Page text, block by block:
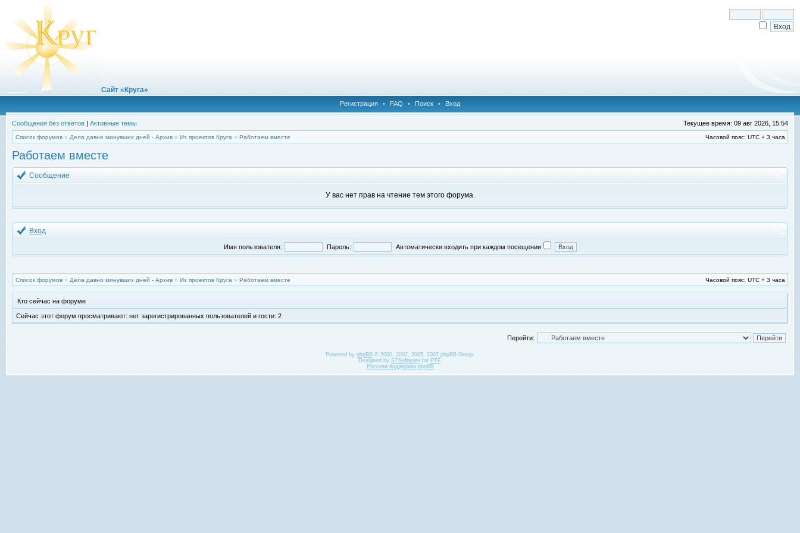
Сайт «Круга»
Регистрация • FAQ • Поиск • Вход
Сообщения без ответов | Активные темы Текущее время: 09 авг 2026, 15:54
Список форумов » Дела давно минувших дней - Архив » Из проектов Круга » Работаем вместе Часовой пояс: UTC + 3 часа
Работаем вместе
Сообщение
У вас нет прав на чтение тем этого форума.
Вход
Имя пользователя: Пароль: Автоматически входить при каждом посещении
Список форумов » Дела давно минувших дней - Архив » Из проектов Круга » Работаем вместе Часовой пояс: UTC + 3 часа
Кто сейчас на форуме
Сейчас этот форум просматривают: нет зарегистрированных пользователей и гости: 2
Перейти:
Powered by phpBB© 2000, 2002, 2005, 2007 phpBB Group.
Designed by STSoftwarefor PTF.
Русская поддержка phpBB